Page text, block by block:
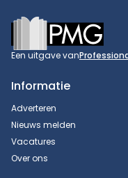
Footer
Een uitgave van
Informatie
Adverteren
Nieuws melden
Vacatures
Over ons